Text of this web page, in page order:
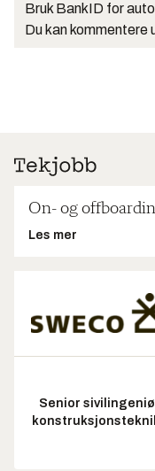
Bruk BankID for
Du kan kommentere
On- og
Les mer
Senior